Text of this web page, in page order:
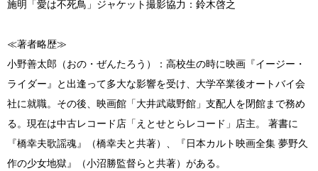
施明「愛は不死鳥」ジャケット撮影協力：鈴木啓之
≪著者略歴≫
小野善太郎（おの・ぜんたろう）：高校生の時に映画『イージー・
ライダー』と出逢って多大な影響を受け、大学卒業後オートバイ会
社に就職。その後、映画館「大井武蔵野館」支配人を閉館まで務め
る。現在は中古レコード店「えとせとらレコード」店主。 著書に
『橋幸夫歌謡魂』（橋幸夫と共著）、『日本カルト映画全集 夢野久
作の少女地獄』（小沼勝監督らと共著）がある。